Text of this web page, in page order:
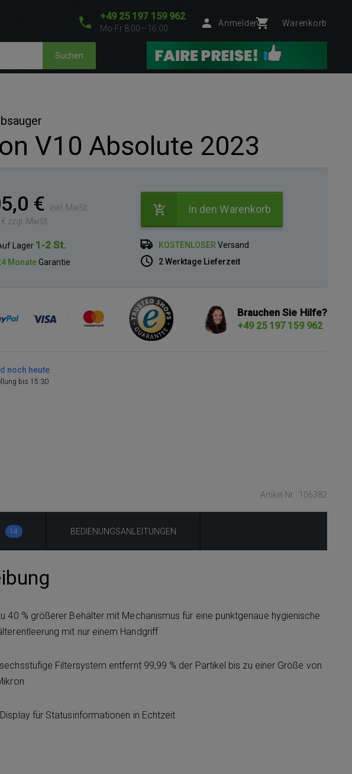
+49 25 197 159 962
Mo-Fr 8:00—16:00
Anmelden Warenkorb
Suchen
V10 Absolute 2023
€
inkl. MwSt.
zzgl. MwSt.
In den Warenkorb
Lager 1-2 St.
MonateGarantie
KOSTENLOSER Versand
2 Werktage Lieferzeit
Brauchen Sie Hilfe?
+49 25 197 159 962
noch heute
bis 15:30
Artikel Nr.: 106382
14 BEDIENUNGSANLEITUNGEN
40 % größerer Behälter mit Mechanismus für eine punktgenaue hygienische
mit nur einem Handgriff
Filtersystem entfernt 99,99 % der Partikel bis zu einer Größe von
Display für Statusinformationen in Echtzeit